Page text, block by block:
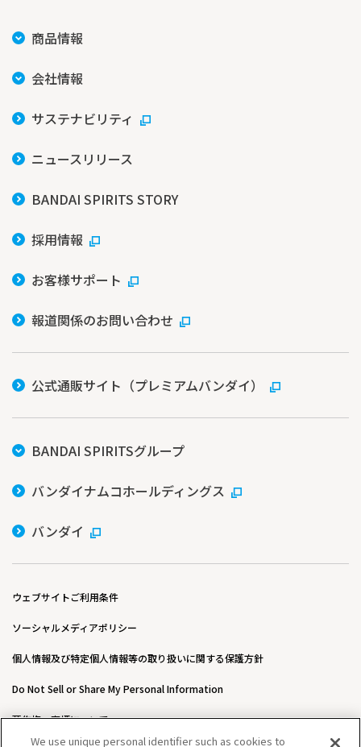
商品情報
会社情報
サステナビリティ
ニュースリリース
BANDAI SPIRITS STORY
採用情報
お客様サポート
報道関係のお問い合わせ
公式通販サイト（プレミアムバンダイ）
BANDAI SPIRITSグループ
バンダイナムコホールディングス
バンダイ
ウェブサイトご利用条件
ソーシャルメディアポリシー
個人情報及び特定個人情報等の取り扱いに関する保護方針
Do Not Sell or Share My Personal Information
著作権・商標について
We use unique personal identifier such as cookies to